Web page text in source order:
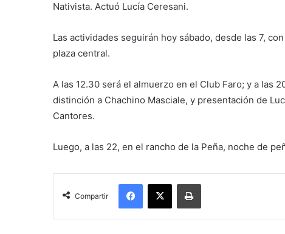
Nativista. Actuó Lucía Ceresani.
Las actividades seguirán hoy sábado, desde las 7,
plaza central.
A las 12.30 será el almuerzo en el Club Faro; y a las
distinción a Chachino Masciale, y presentación de
Cantores.
Luego, a las 22, en el rancho de la Peña, noche de
Compartir
Facebook
X Imprimir